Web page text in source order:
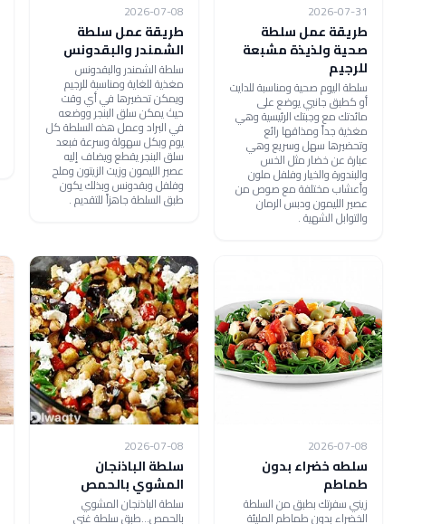
2026-07-31
طريقة عمل سلطة
صحية ولذيذة مشبعة
للرجيم
سلطة اليوم صحية ومناسبة للدايت
أو كطبق جانبي يوضع على
مائدتك مع وجبتك الرئيسية وهي
مغذية جداً ومذاقها رائع
وتحضيرها سهل وسريع وهي
عبارة عن خضار مثل الخس
والبندورة والخيار وفلفل ملون
وأعشاب مختلفة مع صوص من
عصير الليمون ودبس الرمان
والتوابل الشهية .
2026-07-08
طريقة عمل سلطة
الشمندر والبقدونس
سلطة الشمندر والبقدونس
مغذية للغاية ومناسبة للرجيم
ويمكن تحضيرها في أي وقت
حيث يمكن سلق البنجر ووضعه
في البراد وعمل هذه السلطة كل
يوم وبكل سهولة وسرعة فبعد
سلق البنجر يقطع ويضاف إليه
عصير الليمون وزيت الزيتون وملح
وفلفل وبقدونس وبذلك يكون
طبق السلطة جاهزاً للتقديم .
2026-07-08
سلطه خضراء بدون
طماطم
زيني سفرتك بطبق من السلطة
الخضراء بدون طماطم المليئة
2026-07-08
سلطة الباذنجان
المشوي بالحمص
سلطة الباذنجان المشوي
بالحمص...طبق سلطة غني